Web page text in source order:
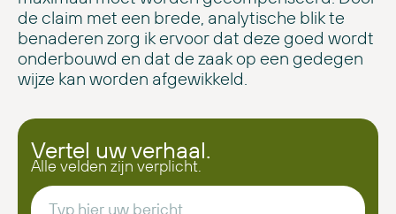
de claim met een brede, analytische blik te
benaderen zorg ik ervoor dat deze goed wordt
onderbouwd en dat de zaak op een gedegen
wijze kan worden afgewikkeld.
Vertel uw verhaal.
Alle velden zijn verplicht.